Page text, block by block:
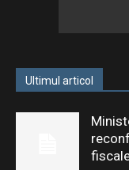
Ultimul articol